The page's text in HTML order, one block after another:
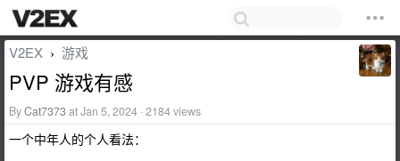
V2EX › 游戏
PVP 游戏有感
ByCat7373at Jan 5, 2024 · 2184 views
一个中年人的个人看法：